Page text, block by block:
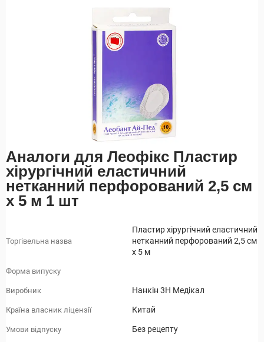
Аналоги для Леофікс Пластир
хірургічний еластичний
нетканний перфорований 2,5 см
х 5 м 1 шт
Торгівельна назва
Пластир хірургічний еластичний
нетканний перфорований 2,5 см
х 5 м
Форма випуску
Виробник Нанкін 3H Медікал
Країна власник ліцензії Китай
Умови відпуску Без рецепту